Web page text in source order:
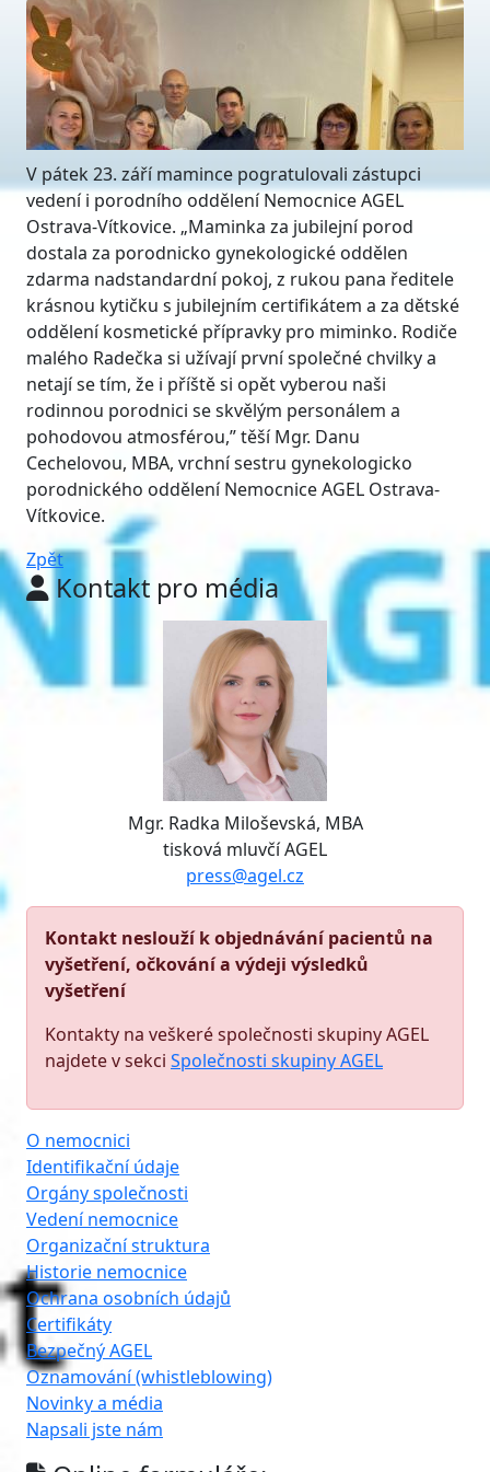
V pátek 23. září mamince pogratulovali zástupci
vedení i porodního oddělení Nemocnice AGEL
Ostrava-Vítkovice. „Maminka za jubilejní porod
dostala za porodnicko gynekologické oddělen
zdarma nadstandardní pokoj, z rukou pana ředitele
krásnou kytičku s jubilejním certifikátem a za dětské
oddělení kosmetické přípravky pro miminko. Rodiče
malého Radečka si užívají první společné chvilky a
netají se tím, že i příště si opět vyberou naši
rodinnou porodnici se skvělým personálem a
pohodovou atmosférou,” těší Mgr. Danu
Cechelovou, MBA, vrchní sestru gynekologicko
porodnického oddělení Nemocnice AGEL Ostrava-
Vítkovice.
Zpět
Kontakt pro média
Mgr. Radka Miloševská, MBA
tisková mluvčí AGEL
press@agel.cz
Kontakt neslouží k objednávání pacientů na
vyšetření, očkování a výdeji výsledků
vyšetření
Kontakty na veškeré společnosti skupiny AGEL
najdete v sekci Společnosti skupiny AGEL
O nemocnici
Identifikační údaje
Orgány společnosti
Vedení nemocnice
Organizační struktura
Historie nemocnice
Ochrana osobních údajů
Certifikáty
Bezpečný AGEL
Oznamování (whistleblowing)
Novinky a média
Napsali jste nám